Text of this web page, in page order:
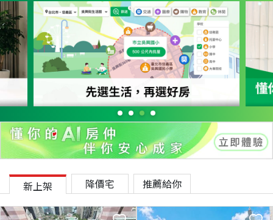
新上架 降價宅 推薦給你